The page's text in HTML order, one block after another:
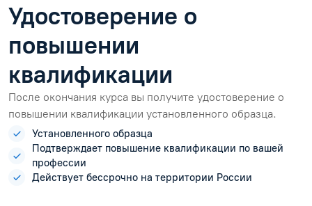
Удостоверение о
повышении
квалификации
После окончания курса вы получите удостоверение о
повышении квалификации установленного образца.
Установленного образца
Подтверждает повышение квалификации по вашей
профессии
Действует бессрочно на территории России